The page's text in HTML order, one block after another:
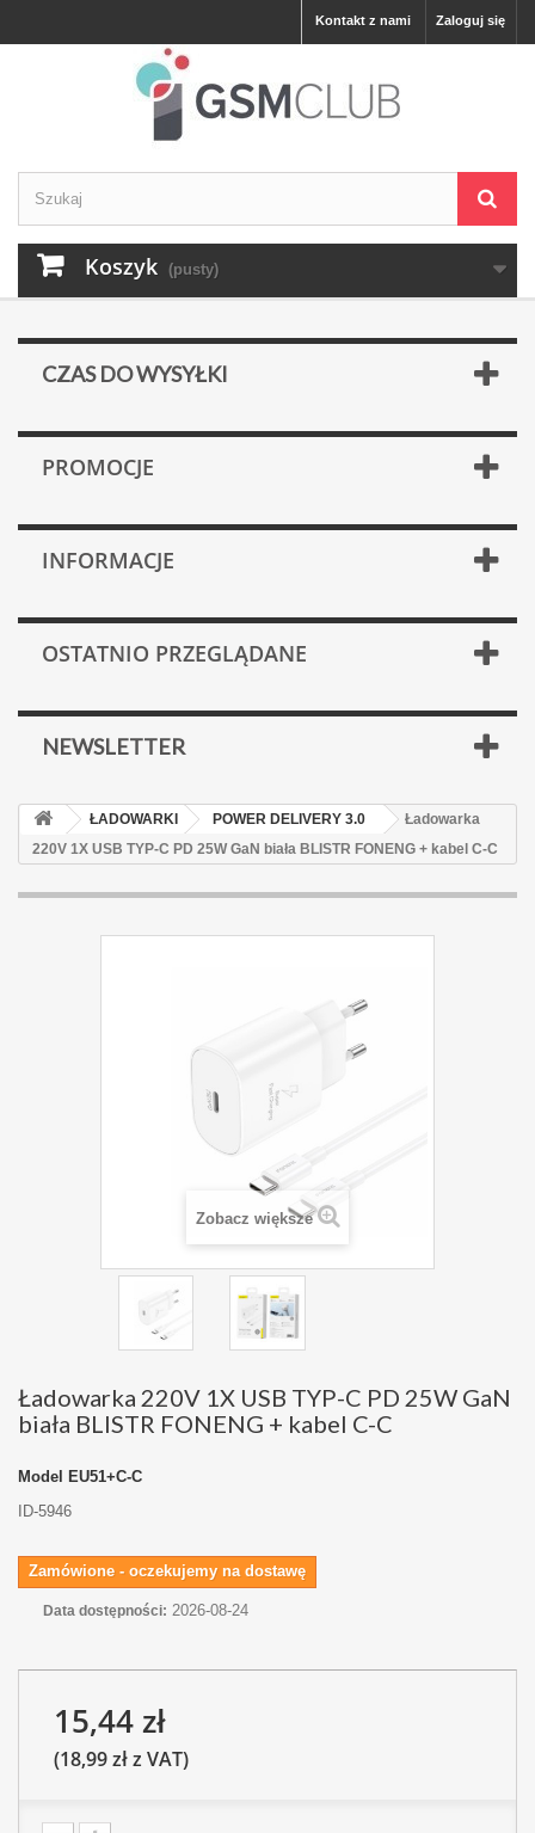
Zaloguj się
Kontakt z nami
Koszyk (pusty)
CZAS DO WYSYŁKI
PROMOCJE
INFORMACJE
OSTATNIO PRZEGLĄDANE
NEWSLETTER
ŁADOWARKI POWER DELIVERY 3.0
Ładowarka
220V 1X USB TYP-C PD 25W GaN biała BLISTR FONENG + kabel C-C
Zobacz większe
Ładowarka 220V 1X USB TYP-C PD 25W GaN
biała BLISTR FONENG + kabel C-C
Model
EU51+C-C
ID-5946
Zamówione - oczekujemy na dostawę
Data dostępności: 2026-08-24
15,44 zł
(18,99 zł z VAT)